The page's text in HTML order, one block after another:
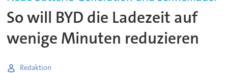
So will BYD die Ladezeit auf
wenige Minuten reduzieren
Redaktion